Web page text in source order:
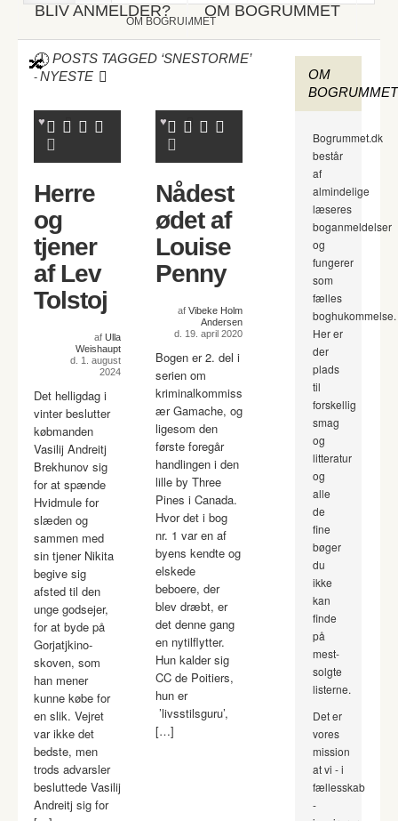
BLIV ANMELDER? OM BOGRUMMET
OM BOGRUMMET
POSTS TAGGED ‘SNESTORME’
-NYESTE
Herre
og
tjener
af Lev
Tolstoj
af Ulla
Weishaupt
d. 1. august
2024
Det helligdag i
vinter beslutter
købmanden
Vasilij Andreitj
Brekhunov sig
for at spænde
Hvidmule for
slæden og
sammen med
sin tjener Nikita
begive sig
afsted til den
unge godsejer,
for at byde på
Gorjatjkino-
skoven, som
han mener
kunne købe for
en slik. Vejret
var ikke det
bedste, men
trods advarsler
besluttede Vasilij
Andreitj sig for
Nådest
ødet af
Louise
Penny
af Vibeke Holm
Andersen
d. 19. april 2020
Bogen er 2. del i
serien om
kriminalkommiss
ær Gamache, og
ligesom den
første foregår
handlingen i den
lille by Three
Pines i Canada.
Hvor det i bog
nr. 1 var en af
byens kendte og
elskede
beboere, der
blev dræbt, er
det denne gang
en nytilflytter.
Hun kalder sig
CC de Poitiers,
hun er
’livsstilsguru’,
[…]
OM
BOGRUMMET
Bogrummet.dk
består
af
almindelige
læseres
boganmeldelser
og
fungerer
som
fælles
boghukommelse.
Her er
der
plads
til
forskellig
smag
og
litteratur
og
alle
de
fine
bøger
du
ikke
kan
finde
på
mest-
solgte
listerne.
Det er
vores
mission
at vi - i
fællesskab
-